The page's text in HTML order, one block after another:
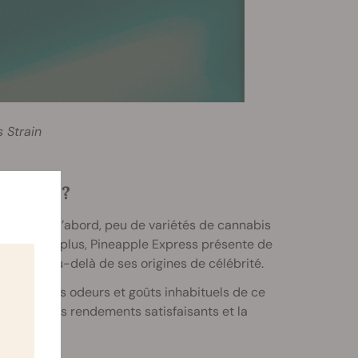
Strain
?
Tout d’abord, peu de variétés de cannabis
ci. De plus, Pineapple Express présente de
au-delà de ses origines de célébrité.
les odeurs et goûts inhabituels de ce
les rendements satisfaisants et la